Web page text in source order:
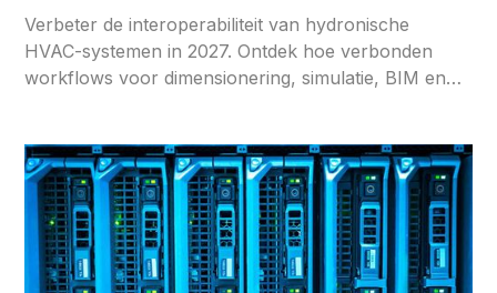
Verbeter de interoperabiliteit van hydronische
HVAC-systemen in 2027. Ontdek hoe verbonden
workflows voor dimensionering, simulatie, BIM en